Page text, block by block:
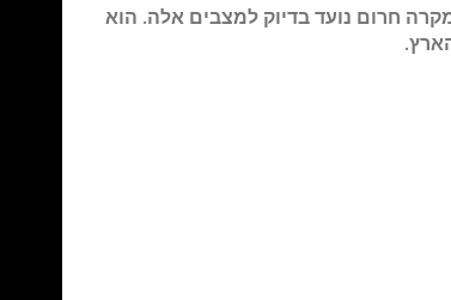
חרום נועד בדיוק למצבים אלה. הוא